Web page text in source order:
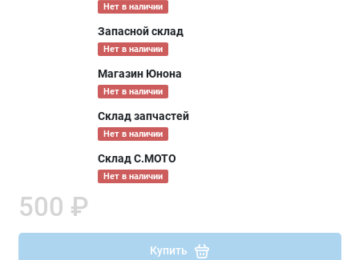
Нет в наличии
Запасной склад
Нет в наличии
Магазин Юнона
Нет в наличии
Склад запчастей
Нет в наличии
Склад С.МОТО
Нет в наличии
500 ₽
Купить